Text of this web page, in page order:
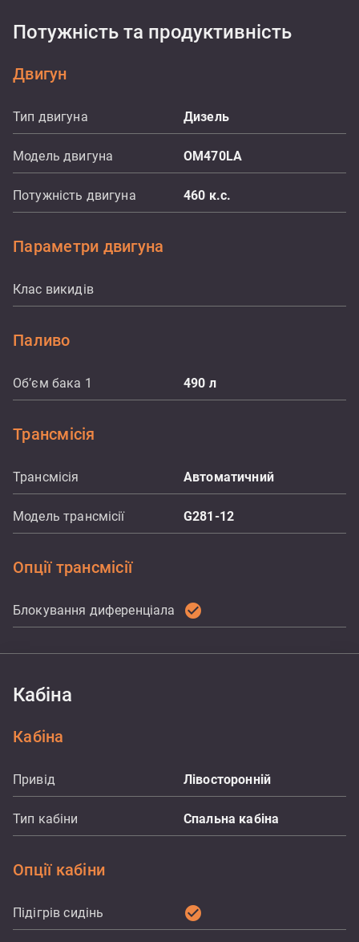
Потужність та продуктивність
Двигун
Тип двигуна Дизель
Модель двигуна OM470LA
Потужність двигуна 460 к.с.
Параметри двигуна
Клас викидів
Паливо
Об’єм бака 1 490 л
Трансмісія
Трансмісія Автоматичний
Модель трансмісії G281-12
Опції трансмісії
Блокування диференціала check_circle
Кабіна
Кабіна
Привід Лівосторонній
Тип кабіни Спальна кабіна
Опції кабіни
Підігрів сидінь check_circle